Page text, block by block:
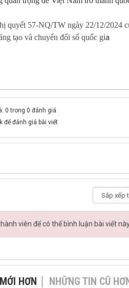
quyết 57-NQ/TW ngày 22/12/2024
tạo và chuyển đổi số quốc gia
0 trong 0 đánh giá
để đánh giá bài viết
viên để có thể bình luận bài viết
HƠN NHỮNG TIN CŨ